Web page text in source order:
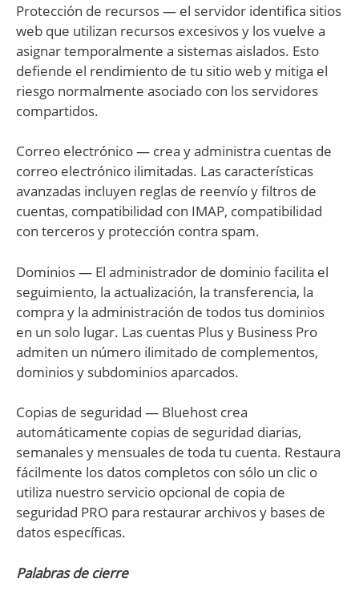
Protección de recursos — el servidor identifica sitios
web que utilizan recursos excesivos y los vuelve a
asignar temporalmente a sistemas aislados. Esto
defiende el rendimiento de tu sitio web y mitiga el
riesgo normalmente asociado con los servidores
compartidos.
Correo electrónico — crea y administra cuentas de
correo electrónico ilimitadas. Las características
avanzadas incluyen reglas de reenvío y filtros de
cuentas, compatibilidad con IMAP, compatibilidad
con terceros y protección contra spam.
Dominios — El administrador de dominio facilita el
seguimiento, la actualización, la transferencia, la
compra y la administración de todos tus dominios
en un solo lugar. Las cuentas Plus y Business Pro
admiten un número ilimitado de complementos,
dominios y subdominios aparcados.
Copias de seguridad — Bluehost crea
automáticamente copias de seguridad diarias,
semanales y mensuales de toda tu cuenta. Restaura
fácilmente los datos completos con sólo un clic o
utiliza nuestro servicio opcional de copia de
seguridad PRO para restaurar archivos y bases de
datos específicas.
Palabras de cierre